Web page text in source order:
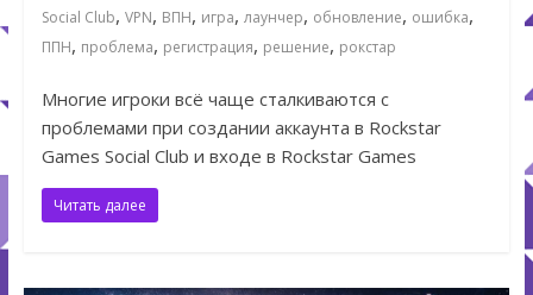
Social Club, VPN, ВПН, игра, лаунчер, обновление, ошибка,
ППН, проблема, регистрация, решение, рокстар
Многие игроки всё чаще сталкиваются с
проблемами при создании аккаунта в Rockstar
Games Social Club и входе в Rockstar Games
Читать далее